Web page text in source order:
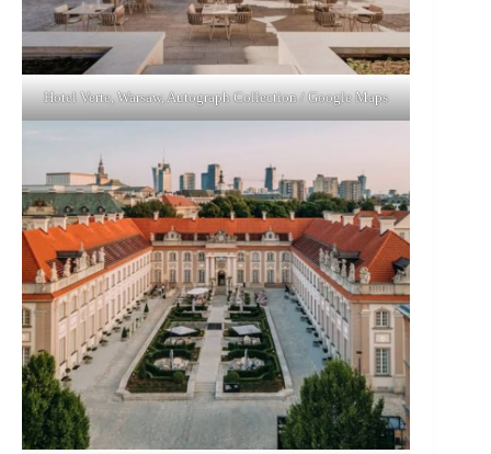
Hotel Verte, Warsaw, Autograph Collection / Google Maps